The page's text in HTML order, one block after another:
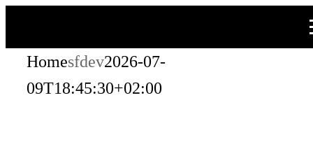
Inhalt
springen
Homesfdev2026-07-
09T18:45:30+02:00